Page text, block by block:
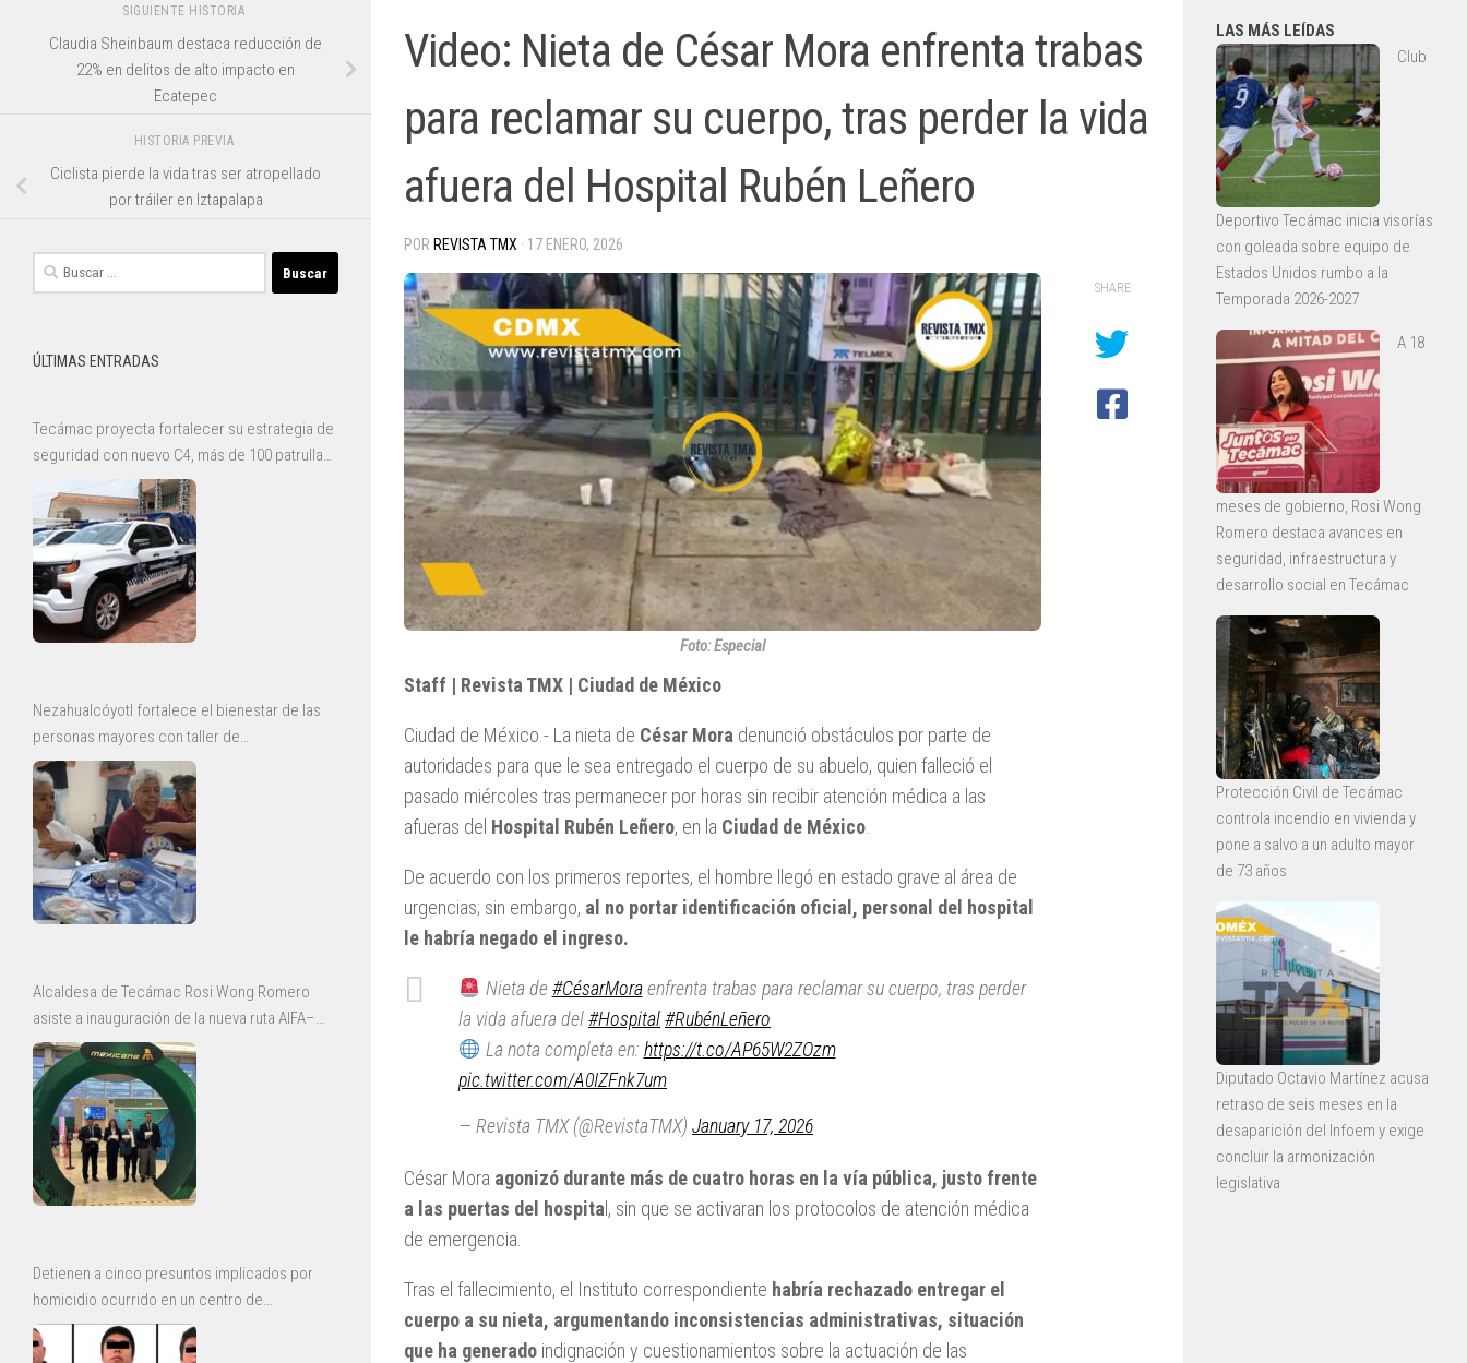
Video: Nieta de César Mora enfrenta trabas
para reclamar su cuerpo, tras perder la vida
afuera del Hospital Rubén Leñero
POR REVISTA TMX · 17 ENERO, 2026
Foto: Especial
Staff | Revista TMX | Ciudad de México
Ciudad de México.- La nieta de César Mora denunció obstáculos por parte de
autoridades para que le sea entregado el cuerpo de su abuelo, quien falleció el
pasado miércoles tras permanecer por horas sin recibir atención médica a las
afueras del Hospital Rubén Leñero, en la Ciudad de México.
De acuerdo con los primeros reportes, el hombre llegó en estado grave al área de
urgencias; sin embargo, al no portar identificación oficial, personal del hospital
le habría negado el ingreso.
Nieta de#CésarMoraenfrenta trabas para reclamar su cuerpo, tras perder
la vida afuera del#Hospital#RubénLeñero
La nota completa en: https://t.co/AP65W2ZOzm
pic.twitter.com/A0IZFnk7um
— Revista TMX (@RevistaTMX) January 17, 2026
César Mora agonizó durante más de cuatro horas en la vía pública, justo frente
a las puertas del hospital, sin que se activaran los protocolos de atención médica
de emergencia.
Tras el fallecimiento, el Instituto correspondiente habría rechazado entregar el
cuerpo a su nieta, argumentando inconsistencias administrativas, situación
que ha generado indignación y cuestionamientos sobre la actuación de las
SHARE
SIGUIENTE HISTORIA
Claudia Sheinbaum destaca reducción de
22% en delitos de alto impacto en
Ecatepec
HISTORIA PREVIA
Ciclista pierde la vida tras ser atropellado
por tráiler en Iztapalapa
Buscar:
ÚLTIMAS ENTRADAS
Tecámac proyecta fortalecer su estrategia de
seguridad con nuevo C4, más de 100 patrullas
y mejoras para la Guardia Civil
Nezahualcóyotl fortalece el bienestar de las
personas mayores con taller de
envejecimiento saludable
Alcaldesa de Tecámac Rosi Wong Romero
asiste a inauguración de la nueva ruta AIFA–
Bajío de Mexicana
Detienen a cinco presuntos implicados por
homicidio ocurrido en un centro de
rehabilitación de Ecatepec
LAS MÁS LEÍDAS
Club
Deportivo Tecámac inicia visorías
con goleada sobre equipo de
Estados Unidos rumbo a la
Temporada 2026-2027
A 18
meses de gobierno, Rosi Wong
Romero destaca avances en
seguridad, infraestructura y
desarrollo social en Tecámac
Protección Civil de Tecámac
controla incendio en vivienda y
pone a salvo a un adulto mayor
de 73 años
Diputado Octavio Martínez acusa
retraso de seis meses en la
desaparición del Infoem y exige
concluir la armonización
legislativa